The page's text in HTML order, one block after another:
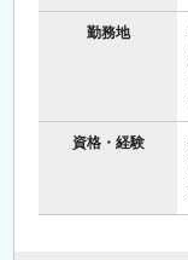
勤務地
資格・経験